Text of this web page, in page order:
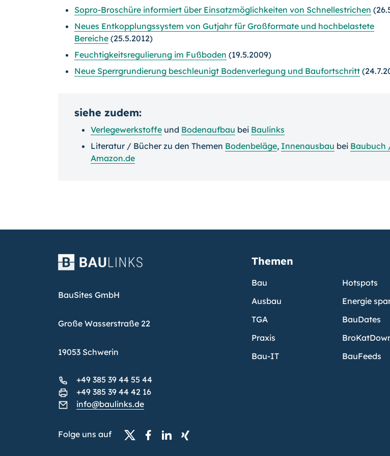
Sopro-Broschüre informiert über Einsatzmöglichkeiten von Schnellestrichen
Neues Entkopplungssystem von Gutjahr für Großformate und hochbelastete
Bereiche (25.5.2012)
Feuchtigkeitsregulierung im Fußboden (19.5.2009)
Neue Sperrgrundierung beschleunigt Bodenverlegung und Baufortschritt
siehe zudem:
Verlegewerkstoffe und Bodenaufbau bei Baulinks
Literatur / Bücher zu den Themen Bodenbeläge, Innenausbau bei Baubuch
Amazon.de
BauSites GmbH
Große Wasserstraße 22
19053 Schwerin
+49 385 39 44 55 44
+49 385 39 44 42 16
info@baulinks.de
Folge uns auf
Themen
Bau
Ausbau
TGA
Praxis
Bau-IT
Hotspots
Energie
BauDates
BauFeeds